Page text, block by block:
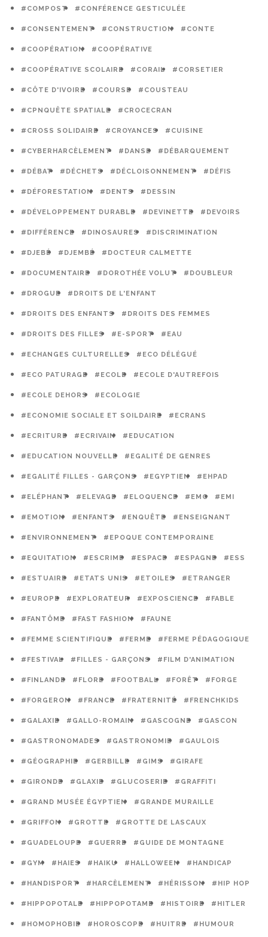
#COMPOST #CONFÉRENCE GESTICULÉE
#CONSENTEMENT #CONSTRUCTION #CONTE
#COOPÉRATION #COOPÉRATIVE
#COOPÉRATIVE SCOLAIRE #CORAIL #CORSETIER
#CÔTE D'IVOIRE #COURSE #COUSTEAU
#CPNQUÊTE SPATIALE #CROCECRAN
#CROSS SOLIDAIRE #CROYANCES #CUISINE
#CYBERHARCÈLEMENT #DANSE #DÉBARQUEMENT
#DÉBAT #DÉCHETS #DÉCLOISONNEMENT #DÉFIS
#DÉFORESTATION #DENTS #DESSIN
#DÉVELOPPEMENT DURABLE #DEVINETTE #DEVOIRS
#DIFFÉRENCE #DINOSAURES #DISCRIMINATION
#DJEBÉ #DJEMBÉ #DOCTEUR CALMETTE
#DOCUMENTAIRE #DOROTHÉE VOLUT #DOUBLEUR
#DROGUE #DROITS DE L'ENFANT
#DROITS DES ENFANTS #DROITS DES FEMMES
#DROITS DES FILLES #E-SPORT #EAU
#ECHANGES CULTURELLES #ECO DÉLÉGUÉ
#ECO PATURAGE #ECOLE #ECOLE D'AUTREFOIS
#ECOLE DEHORS #ECOLOGIE
#ECONOMIE SOCIALE ET SOILDAIRE #ECRANS
#ECRITURE #ECRIVAIN #EDUCATION
#EDUCATION NOUVELLE #EGALITÉ DE GENRES
#EGALITÉ FILLES - GARÇONS #EGYPTIEN #EHPAD
#ELÉPHANT #ELEVAGE #ELOQUENCE #EMC #EMI
#EMOTION #ENFANTS #ENQUÊTE #ENSEIGNANT
#ENVIRONNEMENT #EPOQUE CONTEMPORAINE
#EQUITATION #ESCRIME #ESPACE #ESPAGNE #ESS
#ESTUAIRE #ETATS UNIS #ETOILES #ETRANGER
#EUROPE #EXPLORATEUR #EXPOSCIENCE #FABLE
#FANTÔME #FAST FASHION #FAUNE
#FEMME SCIENTIFIQUE #FERME #FERME PÉDAGOGIQUE
#FESTIVAL #FILLES - GARÇONS #FILM D'ANIMATION
#FINLANDE #FLORE #FOOTBALL #FORÊT #FORGE
#FORGERON #FRANCE #FRATERNITÉ #FRENCHKIDS
#GALAXIE #GALLO-ROMAIN #GASCOGNE #GASCON
#GASTRONOMADES #GASTRONOMIE #GAULOIS
#GÉOGRAPHIE #GERBILLE #GIMS #GIRAFE
#GIRONDE #GLAXIE #GLUCOSERIE #GRAFFITI
#GRAND MUSÉE ÉGYPTIEN #GRANDE MURAILLE
#GRIFFON #GROTTE #GROTTE DE LASCAUX
#GUADELOUPE #GUERRE #GUIDE DE MONTAGNE
#GYM #HAIES #HAIKU #HALLOWEEN #HANDICAP
#HANDISPORT #HARCÈLEMENT #HÉRISSON #HIP HOP
#HIPPOPOTALE #HIPPOPOTAME #HISTOIRE #HITLER
#HOMOPHOBIE #HOROSCOPE #HUITRE #HUMOUR